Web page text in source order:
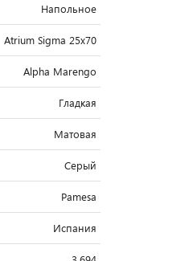
Напольное
Atrium Sigma 25x70
Alpha Marengo
Гладкая
Матовая
Серый
Pamesa
Испания